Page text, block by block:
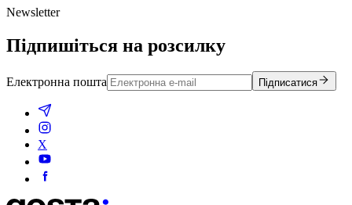
Newsletter
Підпишіться на розсилку
Електронна пошта Підписатися
X